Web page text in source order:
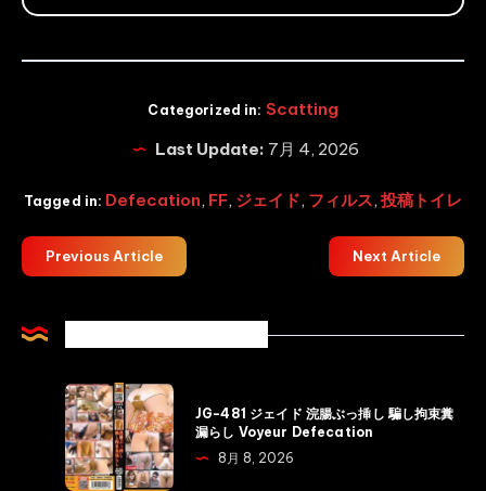
Categorized in: Scatting
Last Update: 7月 4, 2026
Tagged in: Defecation, FF, ジェイド, フィルス,投稿トイレ
Previous Article Next Article
JG-
481
ジ
ェ
JG-481 ジェイド 浣腸ぶっ挿し 騙し拘束糞
漏らし Voyeur Defecation
8月 8, 2026